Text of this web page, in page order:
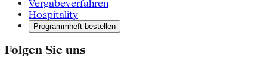
Vergabeverfahren
Hospitality
Programmheft bestellen
Folgen Sie uns